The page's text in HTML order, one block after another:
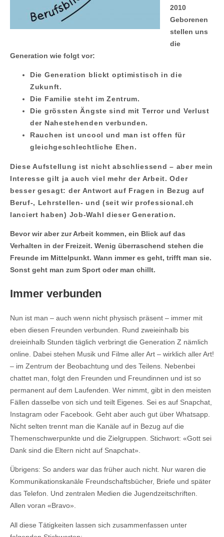
2010
Geborenen
stellen uns
die
Generation wie folgt vor:
Die Generation blickt optimistisch in die
Zukunft.
Die Familie steht im Zentrum.
Die grössten Ängste sind mit Terror und Verlust
der Nahestehenden verbunden.
Rauchen ist uncool und man ist offen für
gleichgeschlechtliche Ehen.
Diese Aufstellung ist nicht abschliessend – aber mein
Interesse gilt ja auch viel mehr der Arbeit. Oder
besser gesagt: der Antwort auf Fragen in Bezug auf
Beruf-, Lehrstellen- und (seit wir professional.ch
lanciert haben) Job-Wahl dieser Generation.
Bevor wir aber zur Arbeit kommen, ein Blick auf das
Verhalten in der Freizeit. Wenig überraschend stehen die
Freunde im Mittelpunkt. Wann immer es geht, trifft man sie.
Sonst geht man zum Sport oder man chillt.
Immer verbunden
Nun ist man – auch wenn nicht physisch präsent – immer mit
eben diesen Freunden verbunden. Rund zweieinhalb bis
dreieinhalb Stunden täglich verbringt die Generation Z nämlich
online. Dabei stehen Musik und Filme aller Art – wirklich aller Art!
– im Zentrum der Beobachtung und des Teilens. Nebenbei
chattet man, folgt den Freunden und Freundinnen und ist so
permanent auf dem Laufenden. Wer nimmt, gibt in den meisten
Fällen dasselbe von sich und teilt Eigenes. Sei es auf Snapchat,
Instagram oder Facebook. Geht aber auch gut über Whatsapp.
Nicht selten trennt man die Kanäle auf in Bezug auf die
Themenschwerpunkte und die Zielgruppen. Stichwort: «Gott sei
Dank sind die Eltern nicht auf Snapchat».
Übrigens: So anders war das früher auch nicht. Nur waren die
Kommunikationskanäle Freundschaftsbücher, Briefe und später
das Telefon. Und zentralen Medien die Jugendzeitschriften.
Allen voran «Bravo».
All diese Tätigkeiten lassen sich zusammenfassen unter